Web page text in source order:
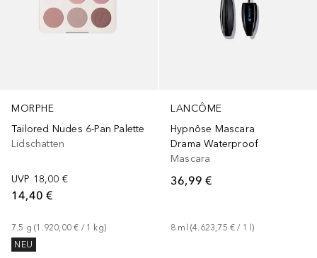
MORPHE
Tailored Nudes 6-Pan Palette
Lidschatten
UVP 18,00 €
14,40 €
7.5 g (1.920,00 € / 1 kg)
NEU
LANCÔME
Hypnôse Mascara
Drama Waterproof
Mascara
36,99 €
8 ml (4.623,75 € / 1 l)